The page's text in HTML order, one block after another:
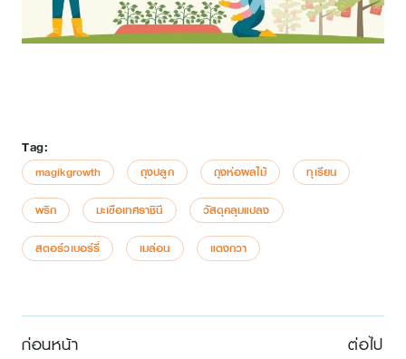
Tag:
magikgrowth ถุงปลูก ถุงห่อผลไม้
ทุเรียน
พริก
มะเขือเทศราชินี
วัสดุคลุมแปลง
สตอร์วเบอร์รี่
เมล่อน แตงกวา
ก่อนหน้า ต่อไป